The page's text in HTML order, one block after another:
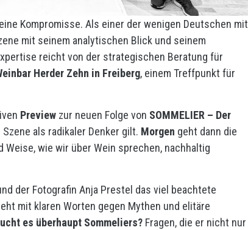
Kompromisse. Als einer der wenigen Deutschen mit
mit seinem analytischen Blick und seinem
reicht von der strategischen Beratung für
Herder Zehn in Freiberg, einem Treffpunkt für
Preview zur neuen Folge von SOMMELIER – Der
als radikaler Denker gilt. Morgen geht dann die
wie wir über Wein sprechen, nachhaltig
der Fotografin Anja Prestel das viel beachtete
mit klaren Worten gegen Mythen und elitäre
es überhaupt Sommeliers? Fragen, die er nicht nur